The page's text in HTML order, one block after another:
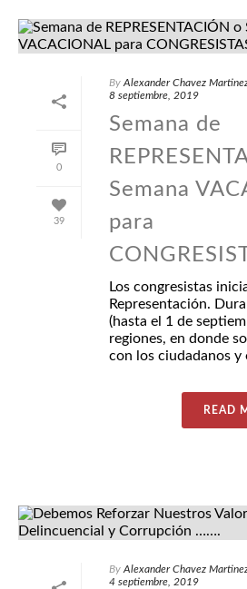
0
39
By Alexander Chavez
8 septiembre, 2019
Semana de
Semana
para
Los congresistas
Representación.
(hasta el 1 de
regiones, en donde
con los ciudadanos y
READ
By Alexander Chavez
4 septiembre, 2019